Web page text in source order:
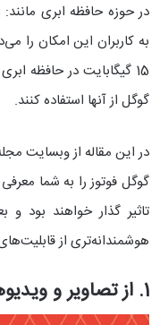
به کاربران این امکان را
15 گیگابایت در حافظه
گوگل از آنها استفاده کنند.
در این مقاله از وبسایت
گوگل فوتوز را به شما
تاثیر گذار خواهند بود
هوشمندانه‌تری از
1. از تصاویر و ویدیوهای خود نسخه پشتیبان بگیرید